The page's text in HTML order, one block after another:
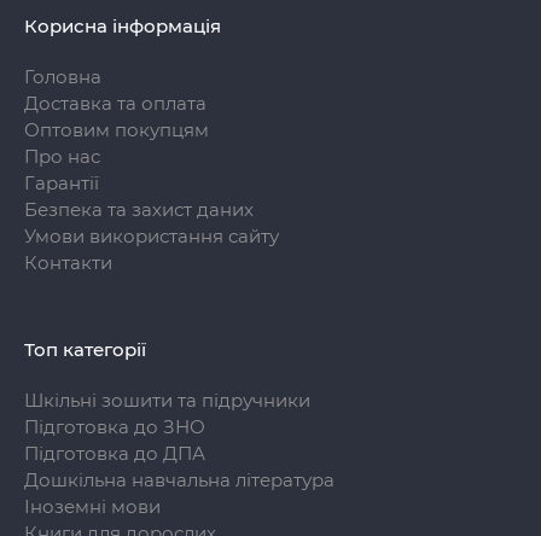
Корисна інформація
Головна
Доставка та оплата
Оптовим покупцям
Про нас
Гарантії
Безпека та захист даних
Умови використання сайту
Контакти
Топ категорії
Шкільні зошити та підручники
Підготовка до ЗНО
Підготовка до ДПА
Дошкільна навчальна література
Іноземні мови